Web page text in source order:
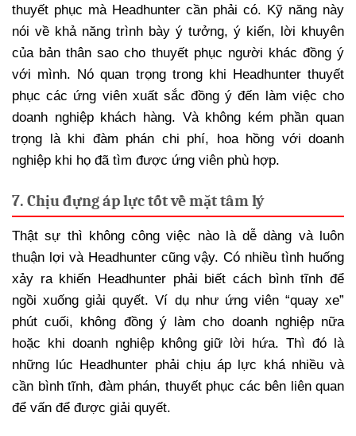
thuyết phục mà Headhunter cần phải có. Kỹ năng này
nói về khả năng trình bày ý tưởng, ý kiến, lời khuyên
của bản thân sao cho thuyết phục người khác đồng ý
với mình. Nó quan trọng trong khi Headhunter thuyết
phục các ứng viên xuất sắc đồng ý đến làm việc cho
doanh nghiệp khách hàng. Và không kém phần quan
trọng là khi đàm phán chi phí, hoa hồng với doanh
nghiệp khi họ đã tìm được ứng viên phù hợp.
7. Chịu đựng áp lực tốt về mặt tâm lý
Thật sự thì không công việc nào là dễ dàng và luôn
thuận lợi và Headhunter cũng vậy. Có nhiều tình huống
xảy ra khiến Headhunter phải biết cách bình tĩnh để
ngồi xuống giải quyết. Ví dụ như ứng viên “quay xe”
phút cuối, không đồng ý làm cho doanh nghiệp nữa
hoặc khi doanh nghiệp không giữ lời hứa. Thì đó là
những lúc Headhunter phải chịu áp lực khá nhiều và
cần bình tĩnh, đàm phán, thuyết phục các bên liên quan
để vấn để được giải quyết.